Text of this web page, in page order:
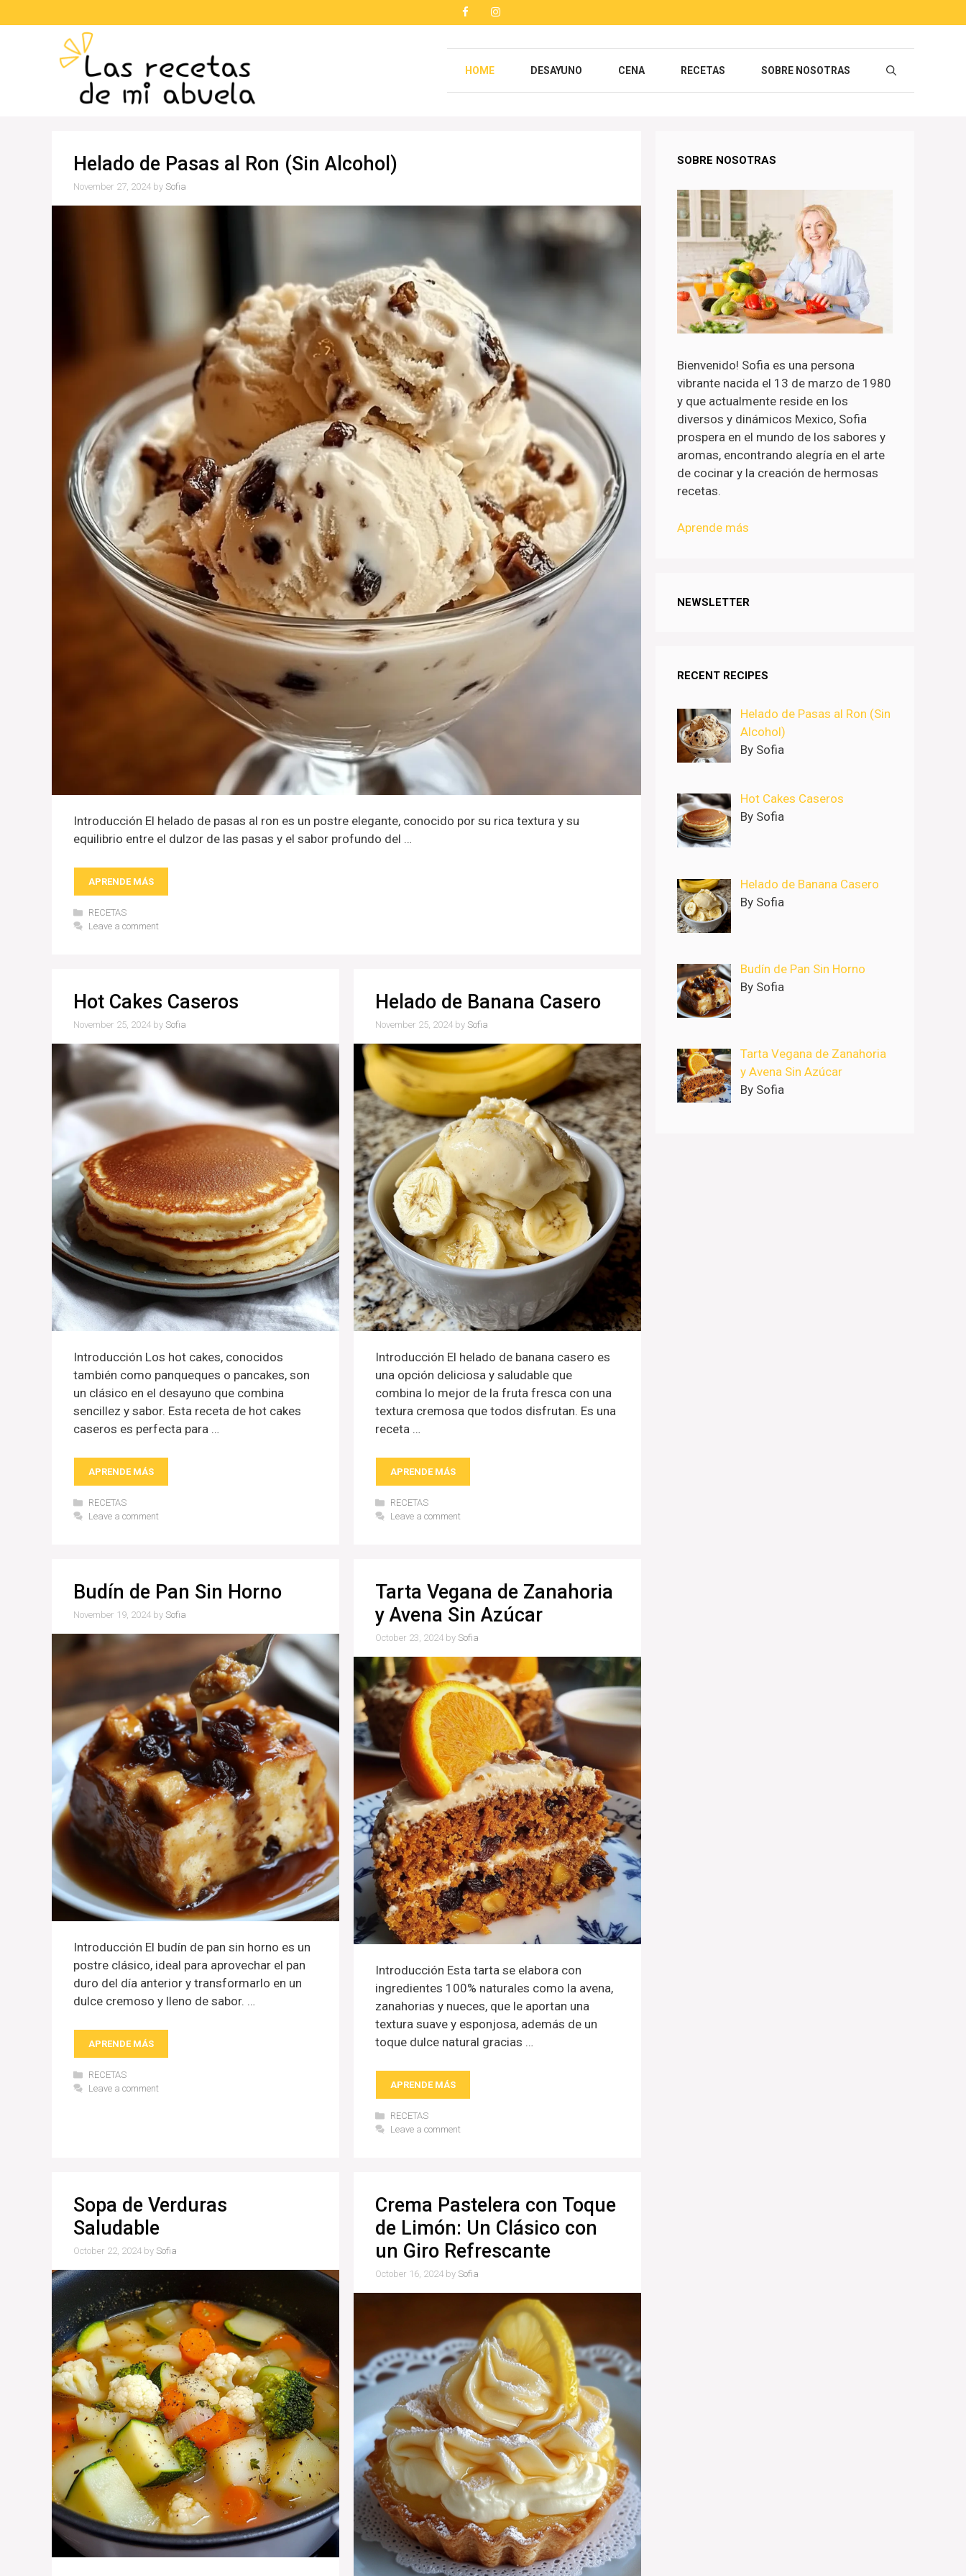
to
HOME DESAYUNO CENA RECETAS SOBRE NOSOTRAS
Helado de Pasas al Ron (Sin Alcohol)
November 27, 2024 by Sofia
Introducción El helado de pasas al ron es un postre elegante, conocido por su rica textura y su
equilibrio entre el dulzor de las pasas y el sabor profundo del …
APRENDE MÁS
Categories
RECETAS
Leave a comment
Hot Cakes Caseros
November 25, 2024 by Sofia
Introducción Los hot cakes, conocidos
también como panqueques o pancakes, son
un clásico en el desayuno que combina
sencillez y sabor. Esta receta de hot cakes
caseros es perfecta para …
APRENDE MÁS
Categories
RECETAS
Leave a comment
Helado de Banana Casero
November 25, 2024 by Sofia
Introducción El helado de banana casero es
una opción deliciosa y saludable que
combina lo mejor de la fruta fresca con una
textura cremosa que todos disfrutan. Es una
receta …
APRENDE MÁS
Categories
RECETAS
Leave a comment
Budín de Pan Sin Horno
November 19, 2024 by Sofia
Introducción El budín de pan sin horno es un
postre clásico, ideal para aprovechar el pan
duro del día anterior y transformarlo en un
dulce cremoso y lleno de sabor. …
APRENDE MÁS
Categories
RECETAS
Leave a comment
Tarta Vegana de Zanahoria
y Avena Sin Azúcar
October 23, 2024 by Sofia
Introducción Esta tarta se elabora con
ingredientes 100% naturales como la avena,
zanahorias y nueces, que le aportan una
textura suave y esponjosa, además de un
toque dulce natural gracias …
APRENDE MÁS
Categories
RECETAS
Leave a comment
Sopa de Verduras
Saludable
October 22, 2024 by Sofia
Crema Pastelera con Toque
de Limón: Un Clásico con
un Giro Refrescante
October 16, 2024 by Sofia
SOBRE NOSOTRAS
Bienvenido! Sofia es una persona
vibrante nacida el 13 de marzo de 1980
y que actualmente reside en los
diversos y dinámicos Mexico, Sofia
prospera en el mundo de los sabores y
aromas, encontrando alegría en el arte
de cocinar y la creación de hermosas
recetas.
Aprende más
NEWSLETTER
RECENT RECIPES
Helado de Pasas al Ron (Sin
Alcohol)
By Sofia
Hot Cakes Caseros
By Sofia
Helado de Banana Casero
By Sofia
Budín de Pan Sin Horno
By Sofia
Tarta Vegana de Zanahoria
y Avena Sin Azúcar
By Sofia